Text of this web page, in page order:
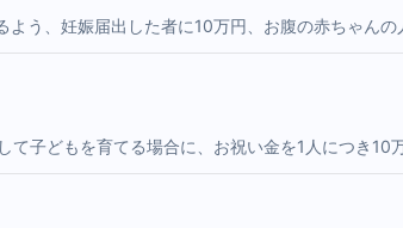
う、妊娠届出した者に10万円、お腹の赤ちゃんの
子どもを育てる場合に、お祝い金を1人につき10